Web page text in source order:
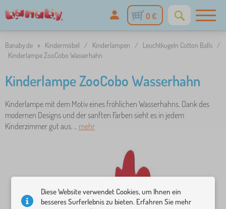
0 €
Banaby.de » Kindermöbel / Kinderlampen / Leuchtkugeln Cotton Balls /
Kinderlampe ZooCobo Wasserhahn
Kinderlampe ZooCobo Wasserhahn
Kinderlampe mit dem Motiv eines fröhlichen Wasserhahns. Dank des
modernen Designs und der sanften Farben sieht es in jedem
Kinderzimmer gut aus. .. mehr
Diese Website verwendet Cookies, um Ihnen ein
besseres Surferlebnis zu bieten. Erfahren Sie mehr